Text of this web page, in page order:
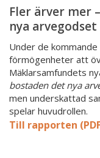
Fler ärver mer
nya arvegodset
Under de
förmögenheter att
Mäklarsamfundets
bostaden det nya
men underskattad
spelar huvudrollen.
Till rapporten